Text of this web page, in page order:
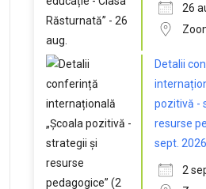
26
Detalii
pozitivă -
resurse
sept.
2